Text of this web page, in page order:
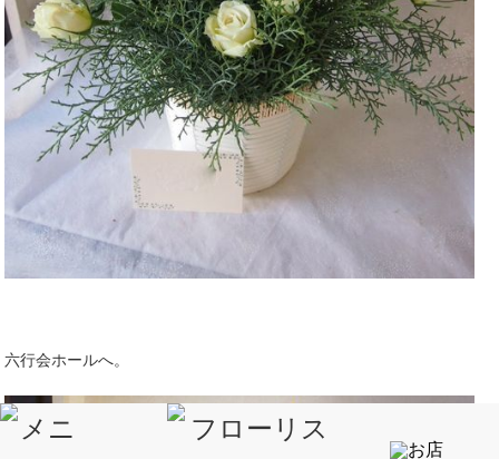
六行会ホールへ。